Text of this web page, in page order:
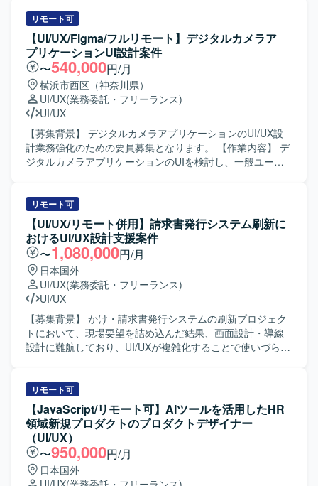
果にこだわりながらデータドリブンに意思決定できる方が
望ましいです。チームとして助け合いながら業務を遂行で
き、失敗を恐れず前向きにチャレンジできる方、自らステ
ークホルダーと積極的にコミュニケーションを取り事業を
推進してくださる方を歓迎いたします。 【ポジションの魅
力】 モダンなWeb開発チームの一員として、新規プロダク
トの企画・設計段階から関わることができます。AIを用い
たSpec Driven Developmentなど、最新の開発手法を実務の
中で経験できる環境です。ライブラリや技術選定にも関与
でき、契約形態にかかわらず設計・実装・コードレビュー
に参加できるフラットな組織で裁量高く働いていただけま
きるポジションです。 【開発環境】 フロントエンドは
ReactおよびTypeScript、MUIを採用し、バックエンドは
NodeおよびTypeScriptで構成されています。インフラには
AWSとCDKを利用し、ソースコード管理およびCI/CDには
GitHubおよびGitHub Actionsを使用しています。デザインに
はFigmaおよびmiro、ドキュメント管理にはNotionを用い、
Slackやバーチャルオフィスツールを活用したコミュニケー
ション環境が整備されています。AIを活用したSpec Driven
Developmentとして、Claude CodeやCursorなどのツール
も導入されています。
す。 【作業内容】 ・AIを活用したHR領域の新規プロダク
トにおけるUX設計、情報設計、UIデザインを行っていただ
きます。 ・ユーザー課題、事業課題、マーケット仮説を踏
まえた体験設計をリードしていただきます。 ・Figmaを用
いたワイヤーフレーム作成、UIデザイン、プロトタイプ作
成を行っていただきます。 ・v0、Lovable、Claude Code、
Cursor等のAIツールを活用した動くプロトタイプの作成と
検証を行っていただきます。 ・事業責任者、プロダクトマ
ネージャー、エンジニア、マーケティングメンバーと連携
しながらプロダクトの立ち上げと改善を推進していただき
ます。 ・ユーザーインタビューや定量データに基づく仮説
ング、初回体験、継続利用体験の改善に取り組んでいただ
きます。 ・デザインシステムやコンポーネント設計の整備
および運用を行っていただきます。 ・エンジニアと協働
し、実装連携や仕様調整、UIの品質担保を行っていただき
ます。 【求める人物像】 ・チームでの成果創出を重視し、
関係部署と連携しながら制作を進行できる方を想定してお
ります。 ・作って終わりではなく、届けて・試して・改善
するプロセスに喜びを感じられる方を求めております。 ・
ユーザー視点に立ち、成果に対して責任感を持ってクリエ
イティブに取り組める方を歓迎いたします。 ・広告とプロ
ダクトなど領域を横断して価値発揮したい方を想定してお
報から仮説を立て、高速でPDCAを回せる方を歓迎いたしま
す。 ・自ら手を動かし、事業数字に責任を持って取り組め
る方を想定しております。 【ポジションの魅力】 ・AIを活
用したHR領域の新規プロダクトにおいて、0→1フェーズか
ら体験設計をリードできる環境です。 ・事業責任者やプロ
ダクトマネージャー、エンジニア、マーケティングメンバ
ーと密に連携しながら、事業開発・プロダクト開発・マー
リモート可
【UI/UX/Figma/フルリモート】デジタルカメラア
プリケーションUI設計案件
〜540,000円/月
横浜市西区（神奈川県）
UI/UX(業務委託・フリーランス)
UI/UX
【募集背景】 デジタルカメラアプリケーションのUI/UX設
計業務強化のための要員募集となります。 【作業内容】 デ
ジタルカメラアプリケーションのUIを検討し、一般ユーザ
成を行い、ユーザビリティを意識したUI/UX設計に携わって
頂きます。 【求める人物像】 UI/UX仕様を自ら検討し、顧
客に対してわかりやすく提案できる方を求めております。
関係者と円滑にコミュニケーションを取りながら業務を推
進できる方にマッチするポジションです。 【ポジションの
魅力】 デジタルカメラ分野におけるアプリケーション
UI/UX設計に携わることで、一般ユーザ向けサービスの使い
勝手向上に直接貢献できる案件です。Figmaなどの最新ツー
ルを活用しながら、UI/UX設計スキルをさらに高めて頂けま
す。 【開発環境】 Figma、GitHub、JIRA、PowerPointを中
心とした環境で作業して頂きます。
リモート可
【UI/UX/リモート併用】請求書発行システム刷新に
おけるUI/UX設計支援案件
〜1,080,000円/月
日本国外
UI/UX(業務委託・フリーランス)
UI/UX
【募集背景】 かけ・請求書発行システムの刷新プロジェク
トにおいて、現場要望を詰め込んだ結果、画面設計・導線
設計に難航しており、UI/UXが複雑化することで使いづらく
容】 要件定義フェーズに参画し、仕様理解を踏まえたUI設
計を実施していただきます。ディレクター作成の既存また
は簡易なワイヤーフレームをベースに、ユーザー視点で画
面構成・導線を整理し、UIコンポーネント設計や操作フロ
ーの最適化を行っていただきます。各画面単位でのビジュ
アルデザイン作成、レイアウト設計、配色・UIパーツ設
計、操作性を考慮したインタラクション設計（必要に応じ
リモート可
【JavaScript/リモート可】AIツールを活用したHR
領域新規プロダクトのプロダクトデザイナー
（UI/UX）
〜950,000円/月
日本国外